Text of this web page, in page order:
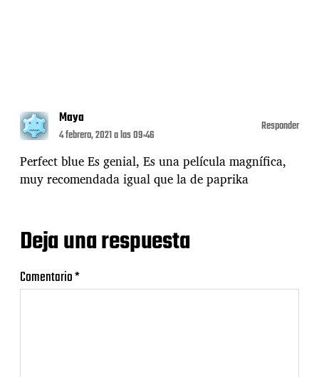
Maya
4 febrero, 2021 a las 09:46
Perfect blue Es genial, Es una película magnífica,
muy recomendada igual que la de paprika
Responder
Deja una respuesta
Comentario*